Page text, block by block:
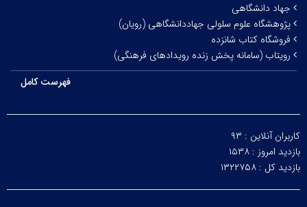
جهاد دانشگاهی
پژوهشگاه علوم سلولی جهاددانشگاهی (رویان)
فروشگاه کتاب شانزده
رویتاب (سامانه پخش زنده رویدادهای فرهنگی)
فهرست کامل
کاربران آنلاین : ۹۳
بازدید امروز : ۱۵۳۸
بازدید کل : ۱۳۲۲۷۵۸